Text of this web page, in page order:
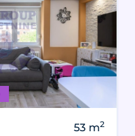
53 m2